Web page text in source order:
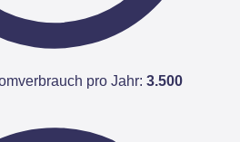
pro Jahr: 3.500